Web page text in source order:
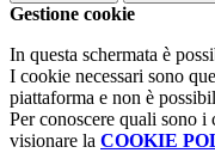
Gestione cookie
In questa schermata è
I cookie necessari sono
piattaforma e non è
Per conoscere quali sono i
visionare la COOKIE